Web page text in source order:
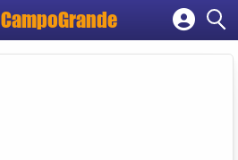
CampoGrande
Cadastrar empresa